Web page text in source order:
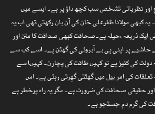
اور نظریاتی تشخص سب کچھ داؤ پر ہے۔ ایسے میں
کبھی مولانا ظفرعلی خان کی آن بان رکھتی تھی اب یہ
ایک ذریعہ ،حیلہ ہے۔صحافت کبھی صداقت کا متن اور
حاشیے پر اپنی ہی بے آبروئی کی گھٹن ہے۔ اسے کب سے
دولت کی کنیز ہے تو کہیں طاقت کی پچارن۔ کہیںا سے
کی امر بیل میں گھٹتی گھِرتی رہتی ہے۔ اس
حقیقی صحافت کی ضرورت ہے۔ مگر یہ راہ پرخطر ہے
کی گرم دم جستجو ہے۔